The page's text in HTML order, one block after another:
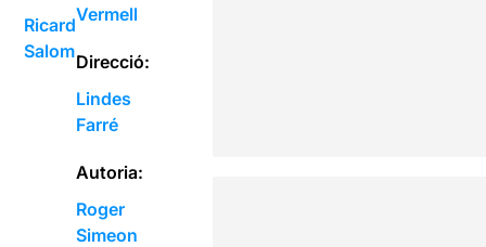
Ricard
Salom
Vermell
Direcció:
Lindes
Farré
Autoria:
Roger
Simeon